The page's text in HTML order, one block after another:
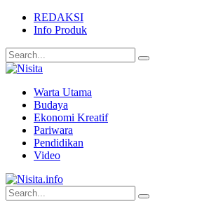
REDAKSI
Info Produk
Warta Utama
Budaya
Ekonomi Kreatif
Pariwara
Pendidikan
Video